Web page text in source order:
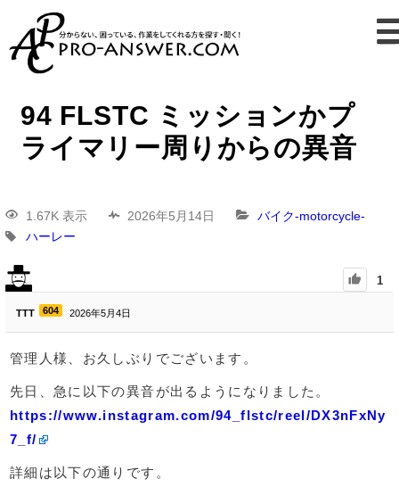
94 FLSTC ミッションかプ
ライマリー周りからの異音
1.67K 表示 2026年5月14日
バイク-motorcycle-
ハーレー
1
TTT 604 2026年5月4日
管理人様、お久しぶりでございます。
先日、急に以下の異音が出るようになりました。
https://www.instagram.com/94_flstc/reel/DX3nFxNy
7_f/
詳細は以下の通りです。